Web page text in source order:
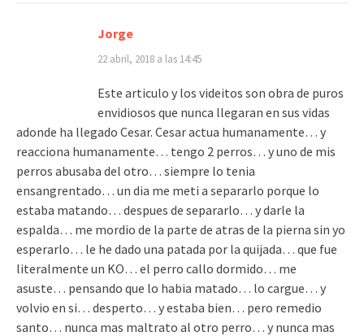
Jorge
22 abril, 2018 a las 14:45
Este articulo y los videitos son obra de puros
envidiosos que nunca llegaran en sus vidas
adonde ha llegado Cesar. Cesar actua humanamente… y
reacciona humanamente… tengo 2 perros… y uno de mis
perros abusaba del otro… siempre lo tenia
ensangrentado… un dia me meti a separarlo porque lo
estaba matando… despues de separarlo… y darle la
espalda… me mordio de la parte de atras de la pierna sin yo
esperarlo… le he dado una patada por la quijada… que fue
literalmente un KO… el perro callo dormido… me
asuste… pensando que lo habia matado… lo cargue… y
volvio en si… desperto… y estaba bien… pero remedio
santo… nunca mas maltrato al otro perro… y nunca mas